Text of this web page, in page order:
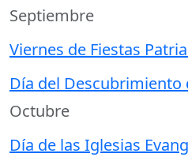
Septiembre
Viernes de Fiestas
Día del Descubrimiento
Octubre
Día de las Iglesias